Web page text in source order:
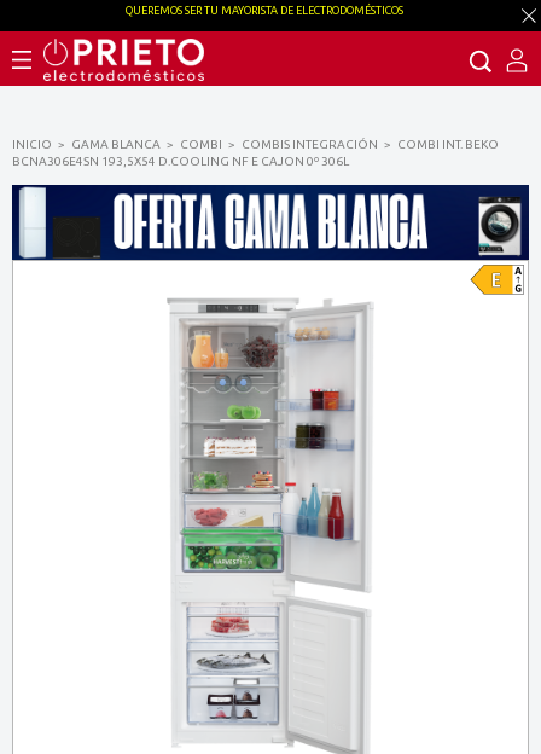
INICIO GAMA BLANCA COMBI COMBIS INTEGRACIÓN
COMBI INT. BEKO
BCNA306E4SN 193,5X54 D.COOLING NF E CAJON 0º 306L
QUEREMOS SER TU MAYORISTA DE ELECTRODOMÉSTICOS